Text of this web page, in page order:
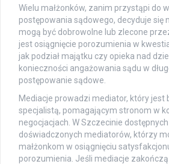
Wielu małżonków, zanim przystąpi do
postępowania sądowego, decyduje się
mogą być dobrowolne lub zlecone
jest osiągnięcie porozumienia w
jak podział majątku czy opieka nad
konieczności angażowania sądu w
postępowanie sądowe.
Mediacje prowadzi mediator, który jest
specjalistą, pomagającym stronom w
negocjacjach. W Szczecinie
doświadczonych mediatorów, którzy
małżonkom w osiągnięciu
porozumienia. Jeśli mediacje